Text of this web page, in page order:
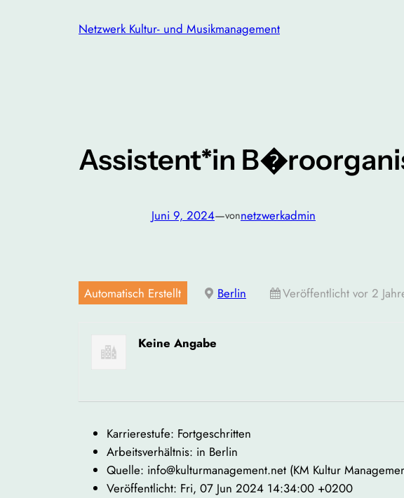
Netzwerk Kultur- und Musikmanagement
Assistent*in
Juni 9, 2024—vonnetzwerkadmin
Automatisch Erstellt Berlin Veröffentlicht vor 2
Keine Angabe
Karrierestufe: Fortgeschritten
Arbeitsverhältnis: in Berlin
Quelle: info@kulturmanagement.net (KM Kultur
Veröffentlicht: Fri, 07 Jun 2024 14:34:00 +0200